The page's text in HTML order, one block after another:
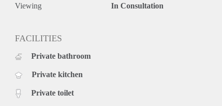
koppel.
Zeer gunstig gelegen ten opzichte van alle winkels
en alle uitvalswegen
Viewing In Consultation
FACILITIES
Private bathroom
Private kitchen
Private toilet